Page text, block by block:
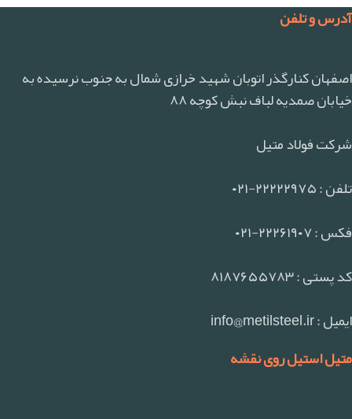
آدرس و تلفن
اصفهان کنارگذر اتوبان شهید خرازی شمال به جنوب نرسیده به
خیابان صمدیه لباف نبش کوچه ۸۸
شرکت فولاد متیل
تلفن : ۲۲۲۲۲۹۷۵-۰۲۱
فکس : ۲۲۲۶۱۹۰۷-۰۲۱
کد پستی : ۸۱۸۷۶۵۵۷۸۳
ایمیل : info@metilsteel.ir
متیل استیل روی نقشه